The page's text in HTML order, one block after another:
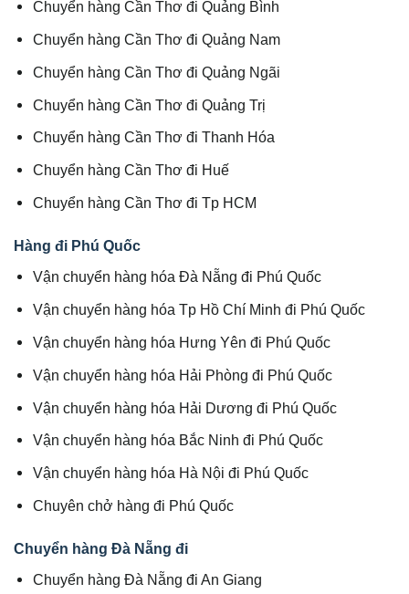
Chuyển hàng Cần Thơ đi Quảng Bình
Chuyển hàng Cần Thơ đi Quảng Nam
Chuyển hàng Cần Thơ đi Quảng Ngãi
Chuyển hàng Cần Thơ đi Quảng Trị
Chuyển hàng Cần Thơ đi Thanh Hóa
Chuyển hàng Cần Thơ đi Huế
Chuyển hàng Cần Thơ đi Tp HCM
Hàng đi Phú Quốc
Vận chuyển hàng hóa Đà Nẵng đi Phú Quốc
Vận chuyển hàng hóa Tp Hồ Chí Minh đi Phú Quốc
Vận chuyển hàng hóa Hưng Yên đi Phú Quốc
Vận chuyển hàng hóa Hải Phòng đi Phú Quốc
Vận chuyển hàng hóa Hải Dương đi Phú Quốc
Vận chuyển hàng hóa Bắc Ninh đi Phú Quốc
Vận chuyển hàng hóa Hà Nội đi Phú Quốc
Chuyên chở hàng đi Phú Quốc
Chuyển hàng Đà Nẵng đi
Chuyển hàng Đà Nẵng đi An Giang